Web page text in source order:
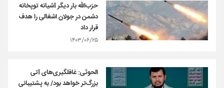
حزب‌الله بار دیگر آشیانه توپخانه
دشمن در جولان اشغالی را هدف
قرار داد
۱۴۰۳/۰۶/۲۵
الحوثی: غافلگیری‌های آتی
بزرگ‌تر خواهد بود/ به پشتیبانی